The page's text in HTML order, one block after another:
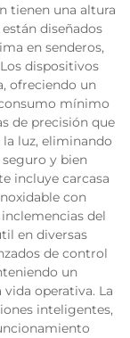
tienen una altura
diseñados
en senderos,
dispositivos
ofreciendo un
mínimo
de precisión que
luz, eliminando
y bien
incluye carcasa
con
del
en diversas
de control
un
operativa. La
inteligentes,